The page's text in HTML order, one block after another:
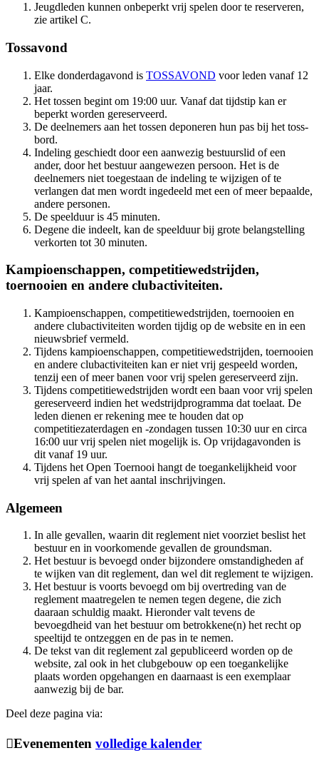
Jeugdleden kunnen onbeperkt vrij spelen door te reserveren,
zie artikel C.
Tossavond
Elke donderdagavond is TOSSAVOND voor leden vanaf 12
jaar.
Het tossen begint om 19:00 uur. Vanaf dat tijdstip kan er
beperkt worden gereserveerd.
De deelnemers aan het tossen deponeren hun pas bij het toss-
bord.
Indeling geschiedt door een aanwezig bestuurslid of een
ander, door het bestuur aangewezen persoon. Het is de
deelnemers niet toegestaan de indeling te wijzigen of te
verlangen dat men wordt ingedeeld met een of meer bepaalde,
andere personen.
De speelduur is 45 minuten.
Degene die indeelt, kan de speelduur bij grote belangstelling
verkorten tot 30 minuten.
Kampioenschappen, competitiewedstrijden,
toernooien en andere clubactiviteiten.
Kampioenschappen, competitiewedstrijden, toernooien en
andere clubactiviteiten worden tijdig op de website en in een
nieuwsbrief vermeld.
Tijdens kampioenschappen, competitiewedstrijden, toernooien
en andere clubactiviteiten kan er niet vrij gespeeld worden,
tenzij een of meer banen voor vrij spelen gereserveerd zijn.
Tijdens competitiewedstrijden wordt een baan voor vrij spelen
gereserveerd indien het wedstrijdprogramma dat toelaat. De
leden dienen er rekening mee te houden dat op
competitiezaterdagen en -zondagen tussen 10:30 uur en circa
16:00 uur vrij spelen niet mogelijk is. Op vrijdagavonden is
dit vanaf 19 uur.
Tijdens het Open Toernooi hangt de toegankelijkheid voor
vrij spelen af van het aantal inschrijvingen.
Algemeen
In alle gevallen, waarin dit reglement niet voorziet beslist het
bestuur en in voorkomende gevallen de groundsman.
Het bestuur is bevoegd onder bijzondere omstandigheden af
te wijken van dit reglement, dan wel dit reglement te wijzigen.
Het bestuur is voorts bevoegd om bij overtreding van de
reglement maatregelen te nemen tegen degene, die zich
daaraan schuldig maakt. Hieronder valt tevens de
bevoegdheid van het bestuur om betrokkene(n) het recht op
speeltijd te ontzeggen en de pas in te nemen.
De tekst van dit reglement zal gepubliceerd worden op de
website, zal ook in het clubgebouw op een toegankelijke
plaats worden opgehangen en daarnaast is een exemplaar
aanwezig bij de bar.
Deel deze pagina via:
Evenementen volledige kalender